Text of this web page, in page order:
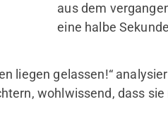
aus dem
eine halbe
liegen gelassen!“
wohlwissend, dass